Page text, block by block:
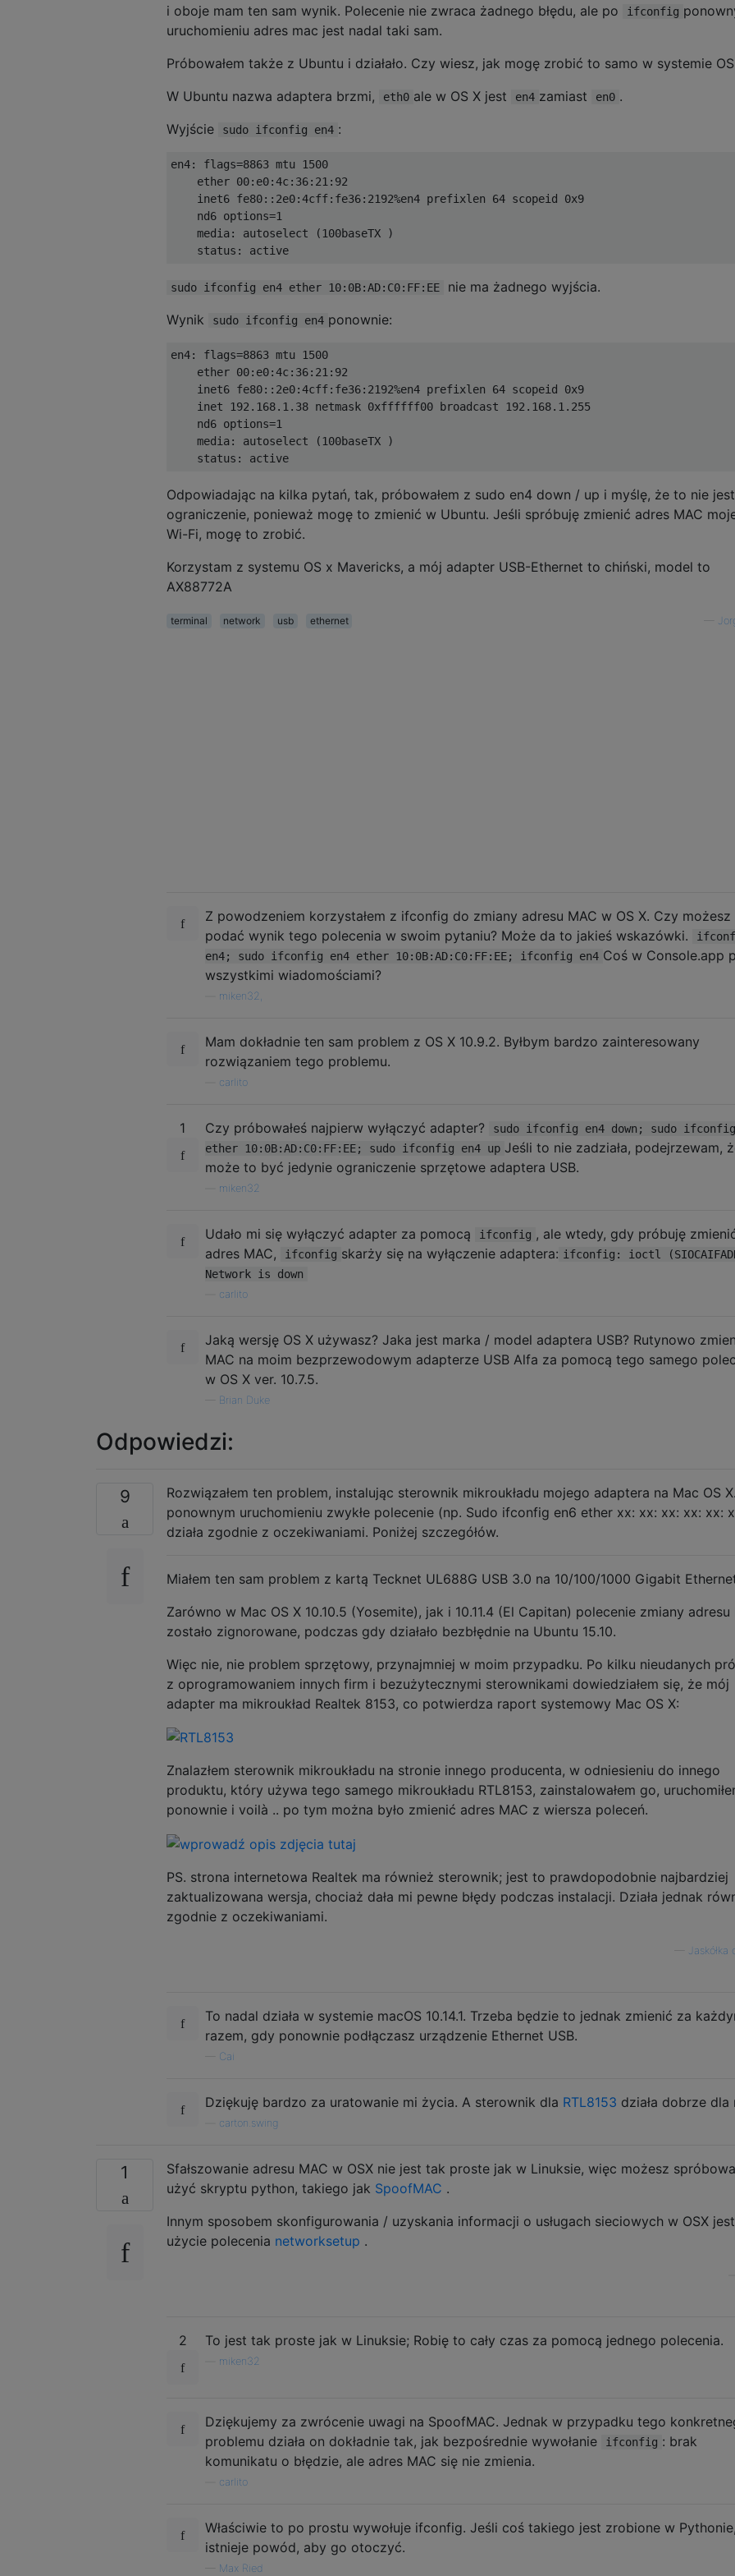
i oboje mam ten sam wynik. Polecenie nie zwraca żadnego błędu, ale po ifconfig
uruchomieniu adres mac jest nadal taki sam.
Próbowałem także z Ubuntu i działało. Czy wiesz, jak mogę zrobić to samo w systemie
W Ubuntu nazwa adaptera brzmi,
eth0 ale w OS X jest en4 zamiast en0 .
Wyjście
sudo ifconfig en4 :
en4: flags=8863 mtu 1500
    ether
00: e0:4c : 36: 21 : 92
    inet6 fe80
:: 2e0:4cff: fe36: 2192%en4 prefixlen 64 scopeid 0x9
    nd6 options
=1
    media
: autoselect (100baseTX
)
    status
: active
sudo ifconfig en4 ether 10:0B:AD:C0:FF:EE
nie ma żadnego wyjścia.
Wynik
sudo ifconfig en4 ponownie:
en4: flags=8863 mtu 1500
    ether
00: e0:4c : 36: 21 : 92
    inet6 fe80
:: 2e0:4cff: fe36: 2192%en4 prefixlen 64 scopeid 0x9
    inet
192.168. 1.38 netmask 0xffffff00 broadcast 192.168. 1.255
    nd6 options
=1
    media
: autoselect (100baseTX
)
    status
: active
Odpowiadając na kilka pytań, tak, próbowałem z sudo en4 down / up i myślę, że to nie jest
ograniczenie, ponieważ mogę to zmienić w Ubuntu. Jeśli spróbuję zmienić adres MAC
Wi-Fi, mogę to zrobić.
Korzystam z systemu OS x Mavericks, a mój adapter USB-Ethernet to chiński, model to
AX88772A
terminal network usb ethernet
Z powodzeniem korzystałem z ifconfig do zmiany adresu MAC w OS X. Czy możesz
podać wynik tego polecenia w swoim pytaniu? Może da to jakieś wskazówki.
en4; sudo ifconfig en4 ether 10:0B:AD:C0:FF:EE; ifconfig en4 Coś w Console.app
wszystkimi wiadomościami?
miken32,
Mam dokładnie ten sam problem z OS X 10.9.2. Byłbym bardzo zainteresowany
rozwiązaniem tego problemu.
carlito
1 Czy próbowałeś najpierw wyłączyć adapter?
sudo ifconfig en4 down; sudo
ether 10:0B:AD:C0:FF:EE; sudo ifconfig en4 up Jeśli to nie zadziała, podejrzewam,
może to być jedynie ograniczenie sprzętowe adaptera USB.
miken32
Udało mi się wyłączyć adapter za pomocą ifconfig , ale wtedy, gdy próbuję
adres MAC,
ifconfig skarży się na wyłączenie adaptera: ifconfig: ioctl
Network is down
carlito
Jaką wersję OS X używasz? Jaka jest marka / model adaptera USB? Rutynowo
MAC na moim bezprzewodowym adapterze USB Alfa za pomocą tego samego
w OS X ver. 10.7.5.
Brian Duke
Odpowiedzi:
9
Rozwiązałem ten problem, instalując sterownik mikroukładu mojego adaptera na Mac OS
ponownym uruchomieniu zwykłe polecenie (np. Sudo ifconfig en6 ether xx: xx: xx: xx: xx:
działa zgodnie z oczekiwaniami. Poniżej szczegółów.
Miałem ten sam problem z kartą Tecknet UL688G USB 3.0 na 10/100/1000 Gigabit
Zarówno w Mac OS X 10.10.5 (Yosemite), jak i 10.11.4 (El Capitan) polecenie zmiany adresu
zostało zignorowane, podczas gdy działało bezbłędnie na Ubuntu 15.10.
Więc nie, nie problem sprzętowy, przynajmniej w moim przypadku. Po kilku nieudanych
z oprogramowaniem innych firm i bezużytecznymi sterownikami dowiedziałem się, że mój
adapter ma mikroukład Realtek 8153, co potwierdza raport systemowy Mac OS X:
Znalazłem sterownik mikroukładu na stronie innego producenta, w odniesieniu do innego
produktu, który używa tego samego mikroukładu RTL8153, zainstalowałem go,
ponownie i voilà .. po tym można było zmienić adres MAC z wiersza poleceń.
PS. strona internetowa Realtek ma również sterownik; jest to prawdopodobnie najbardziej
zaktualizowana wersja, chociaż dała mi pewne błędy podczas instalacji. Działa jednak
zgodnie z oczekiwaniami.
Jaskółka
To nadal działa w systemie macOS 10.14.1. Trzeba będzie to jednak zmienić za
razem, gdy ponownie podłączasz urządzenie Ethernet USB.
Cai
Dziękuję bardzo za uratowanie mi życia. A sterownik dla RTL8153 działa dobrze dla
carton.swing
1
Sfałszowanie adresu MAC w OSX nie jest tak proste jak w Linuksie, więc możesz
użyć skryptu python, takiego jak SpoofMAC .
Innym sposobem skonfigurowania / uzyskania informacji o usługach sieciowych w OSX jest
użycie polecenia networksetup .
2 To jest tak proste jak w Linuksie; Robię to cały czas za pomocą jednego polecenia.
miken32
Dziękujemy za zwrócenie uwagi na SpoofMAC. Jednak w przypadku tego
problemu działa on dokładnie tak, jak bezpośrednie wywołanie
ifconfig : brak
komunikatu o błędzie, ale adres MAC się nie zmienia.
carlito
Właściwie to po prostu wywołuje ifconfig. Jeśli coś takiego jest zrobione w Pythonie,
istnieje powód, aby go otoczyć.
Max Ried